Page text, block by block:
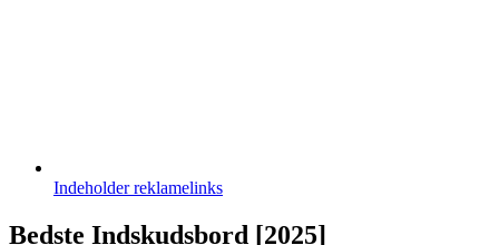
Indeholderreklamelinks
Bedste Indskudsbord [2025]